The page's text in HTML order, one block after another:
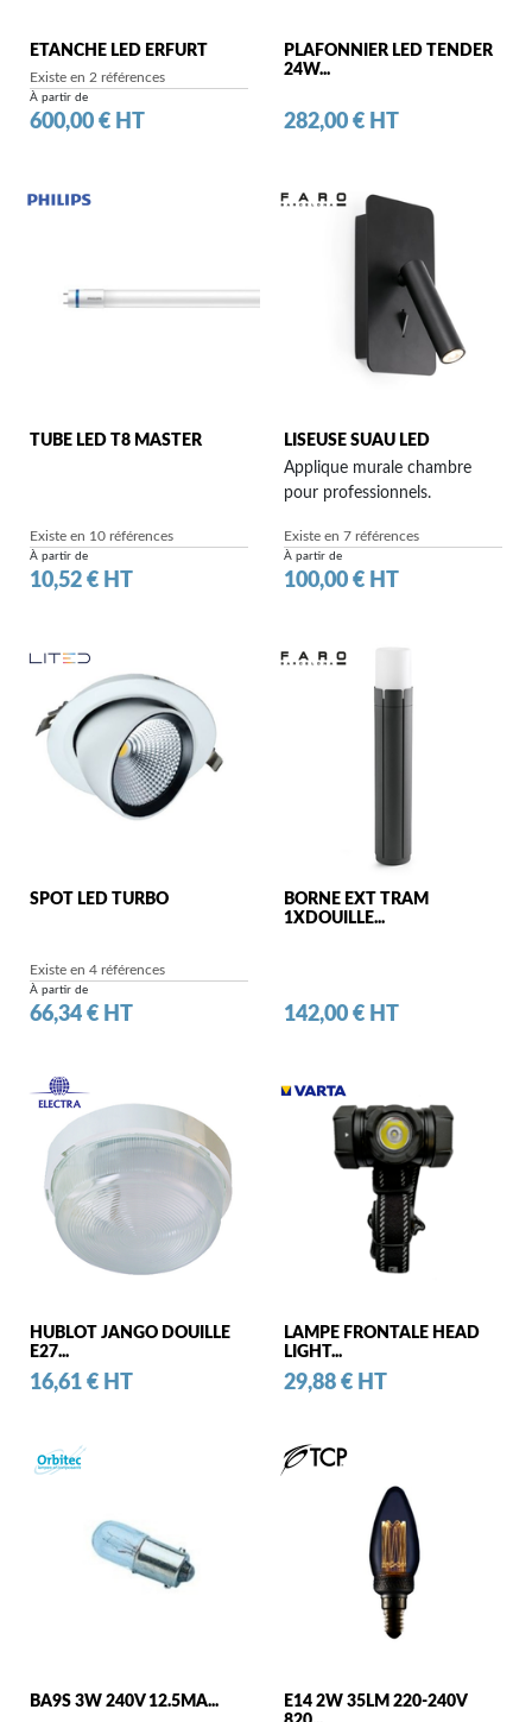
ETANCHE LED ERFURT
Existe en 2 références
À partir de
Prix
600,00 € HT
PLAFONNIER LED TENDER
24W...
Prix
282,00 € HT
TUBE LED T8 MASTER
Existe en 10 références
À partir de
Prix
10,52 € HT
LISEUSE SUAU LED
Applique murale chambre
pour professionnels.
Existe en 7 références
À partir de
Prix
100,00 € HT
SPOT LED TURBO
Existe en 4 références
À partir de
Prix
66,34 € HT
BORNE EXT TRAM
1XDOUILLE...
Prix
142,00 € HT
HUBLOT JANGO DOUILLE
E27...
Prix
16,61 € HT
LAMPE FRONTALE HEAD
LIGHT...
Prix
29,88 € HT
BA9S 3W 240V 12.5MA...
E14 2W 35LM 220-240V